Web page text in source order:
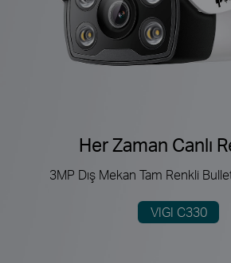
Her Zaman Canlı
3MP Dış Mekan Tam Renkli
VIGI C330